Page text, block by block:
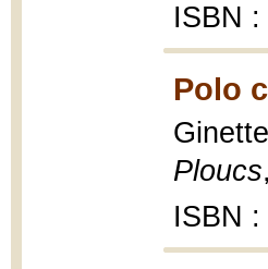
ISBN
Polo
Ploucs
ISBN